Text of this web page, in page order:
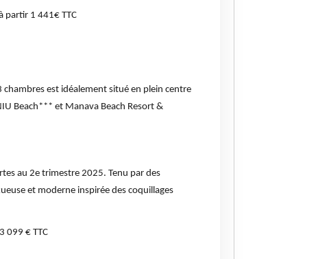
partir 1 441€ TTC
est idéalement situé en plein centre
Beach*** et Manava Beach Resort &
au 2e trimestre 2025. Tenu par des
et moderne inspirée des coquillages
099 € TTC